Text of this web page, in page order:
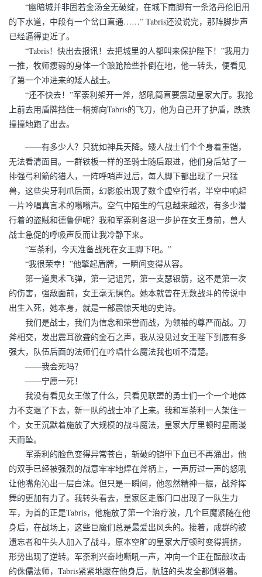
“幽暗城并非固若金汤全无破绽，在城下南脚有一条洛丹伦旧用
的下水道，中段有一个岔口直通……” Tabris还没说完，那阵脚步声
已经逼得更近了。
“Tabris！快出去报讯！去把城里的人都叫来保护陛下！”我用力
一推，牧师瘦弱的身体一个踉跄险些扑倒在地，他一转头，便看见
了第一个冲进来的矮人战士。
“还不快去！”军荼利架开一斧，怒吼简直要震动皇家大厅。我抢
上前去用盾牌挡住一柄掷向Tabris的飞刀，他为自己开了护盾，跌跌
撞撞地跑了出去。
——有多少人？只犹如神兵天降。矮人战士们个个身着重铠，
无法看清面目。一群铁板一样的圣骑士随后跟进，他们身后站了一
排强弓利箭的猎人，一阵呼哨声过后，每人脚下都出现了一只猛
兽，这些尖牙利爪后面，幻影般出现了数个虚空行者，半空中响起
一片吟唱真言术的嗡嗡声。空气中陌生的气息越来越浓，有多少潜
行着的盗贼和德鲁伊呢？我和军荼利各退一步护在女王身前，兽人
战士急促的呼吸声反而让我冷静下来。
“军荼利，今天准备战死在女王脚下吧。”
“我很荣幸！”他擎起盾牌，一瞬间变得从容。
第一道奥术飞弹，第一记诅咒，第一支瑟银箭，这不是第一次
的伤害，强敌面前，女王毫无惧色。她本就曾在无数战斗的传说中
出生入死，她本身，就是一部震惊天地的史诗。
我们是战士，我们为信念和荣誉而战，为领袖的尊严而战。刀
斧相交，发出震耳欲聋的金石之声，我从没见过女王陛下到底有多
强大，队伍后面的法师们在吟唱什么魔法我也听不清楚。
——我会死吗？
——宁愿一死！
我没有看见女王做了什么，只看见联盟的勇士们一个一个地体
力不支退了下去，新一队的战士冲了上来。我和军荼利一人架住一
个，女王沉默着施放了大规模的战斗魔法，皇家大厅里顿时星雨漫
天而坠。
军荼利的脸色变得异常苍白，斩破的铠甲下血已不再涌出，他
的双手已经被强烈的战意牢牢地焊在斧柄上，一声厉过一声的怒吼
让他嘴角沁出一层白沫。但只是一瞬间，他忽然精神一振，战斧挥
舞的更加有力了。我转头看去，皇家区走廊门口出现了一队生力
军，为首的正是Tabris，他施放了第一个治疗波，几个巨魔紧随在他
身后，在战场上，这些巨魔们总是最爱出风头的。接着，成群的被
遗忘者和牛头人加入了战斗，原本空旷的皇家大厅顿时变得拥挤，
形势出现了逆转。军荼利兴奋地嘶吼一声，冲向一个正在酝酿攻击
的侏儒法师，Tabris紧紧地跟在他身后，肮脏的头发全都倒竖着。